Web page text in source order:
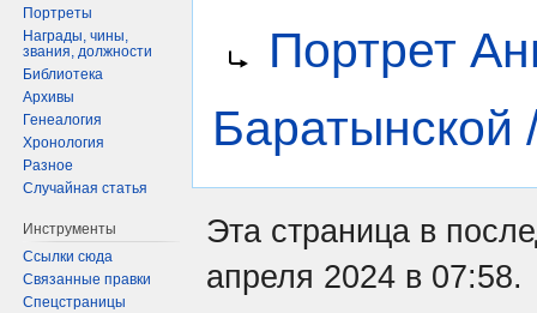
навигации
поиску
Портрет
Портреты
Награды, чины,
звания, должности
Библиотека
Архивы
Генеалогия
Хронология
Разное
Случайная статья
Инструменты
Ссылки сюда
Связанные правки
Спецстраницы
Эта страница в
апреля 2024 в 07:58.